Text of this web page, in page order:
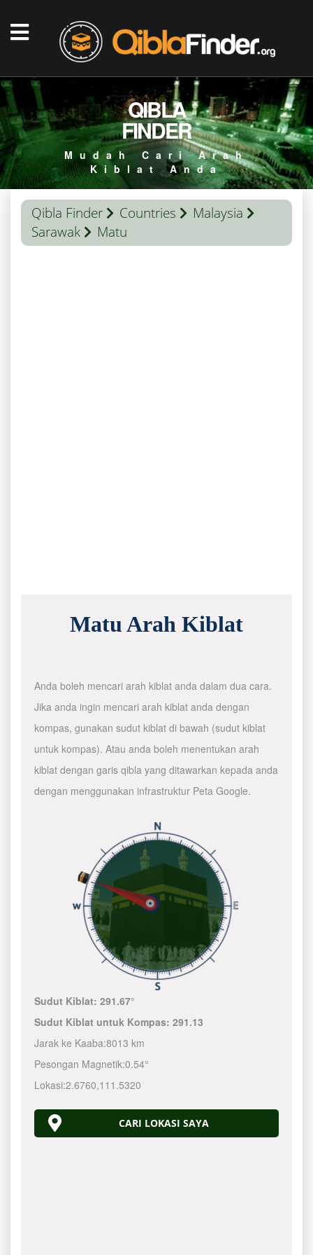
QIBLA
FINDER
Mudah Cari Arah
Kiblat Anda
Qibla Finder Countries
Malaysia
Sarawak
Matu
Matu Arah Kiblat
Anda boleh mencari arah kiblat anda dalam dua cara.
Jika anda ingin mencari arah kiblat anda dengan
kompas, gunakan sudut kiblat di bawah (sudut kiblat
untuk kompas). Atau anda boleh menentukan arah
kiblat dengan garis qibla yang ditawarkan kepada anda
dengan menggunakan infrastruktur Peta Google.
Sudut Kiblat:291.67°
Sudut Kiblat untuk Kompas:291.13
Jarak ke Kaaba:8013 km
Pesongan Magnetik:0.54°
Lokasi:2.6760,111.5320
CARI LOKASI SAYA